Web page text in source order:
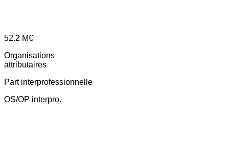
52.2 M€
Organisations
attributaires
Part interprofessionnelle
OS/OP interpro.